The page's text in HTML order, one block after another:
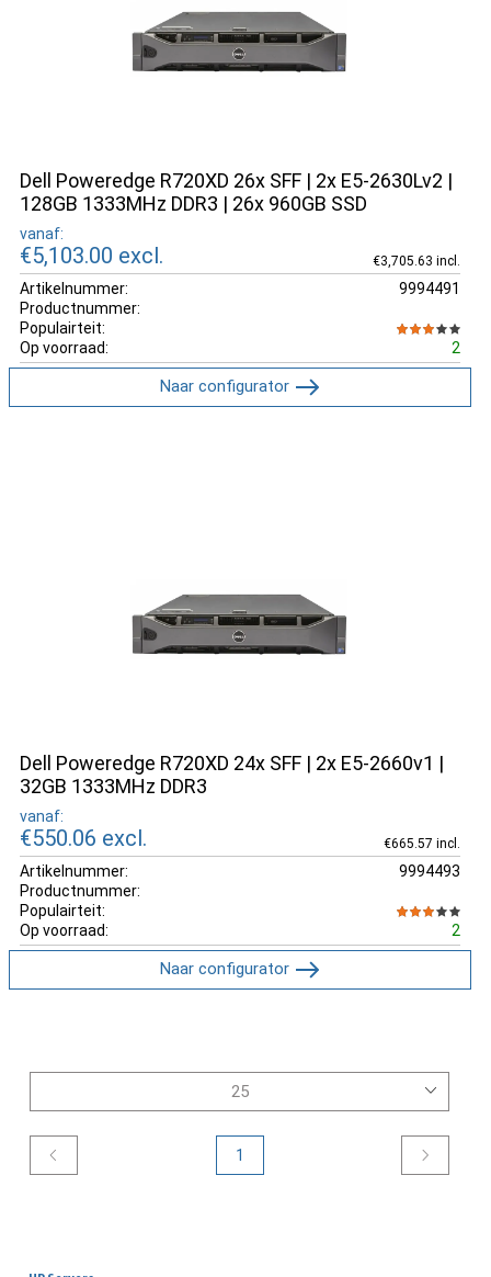
Dell Poweredge R720XD 26x SFF | 2x E5-2630Lv2 |
128GB 1333MHz DDR3 | 26x 960GB SSD
vanaf:
€5,103.00 excl. €3,705.63 incl.
Artikelnummer:
9994491
Productnummer:
Populairteit:
Op voorraad:
2
Naar configurator
Dell Poweredge R720XD 24x SFF | 2x E5-2660v1 |
32GB 1333MHz DDR3
vanaf:
€550.06 excl. €665.57 incl.
Artikelnummer:
9994493
Productnummer:
Populairteit:
Op voorraad:
2
Naar configurator
1